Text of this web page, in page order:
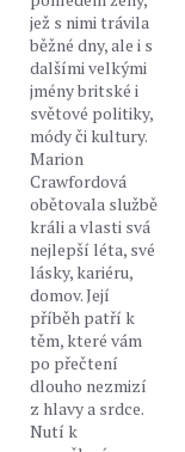
jež s nimi trávila
běžné dny, ale i s
dalšími velkými
jmény britské i
světové politiky,
módy či kultury.
Marion
Crawfordová
obětovala službě
králi a vlasti svá
nejlepší léta, své
lásky, kariéru,
domov. Její
příběh patří k
těm, které vám
po přečtení
dlouho nezmizí
z hlavy a srdce.
Nutí k